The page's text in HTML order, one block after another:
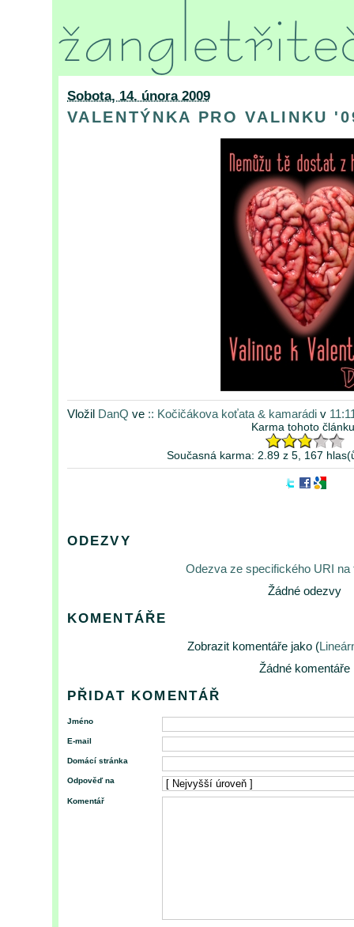
Sobota, 14. února 2009
VALENTÝNKA PRO VALINKU
Vložil DanQ ve :: Kočičákova koťata & kamarádiv
Karma tohoto
Současná karma: 2.89 z 5, 167
ODEZVY
Odezva ze specifického URI na
Žádné odezvy
KOMENTÁŘE
Zobrazit komentáře jako (
Žádné komentáře
PŘIDAT KOMENTÁŘ
Jméno
E-mail
Domácí stránka
Odpověď na
Komentář